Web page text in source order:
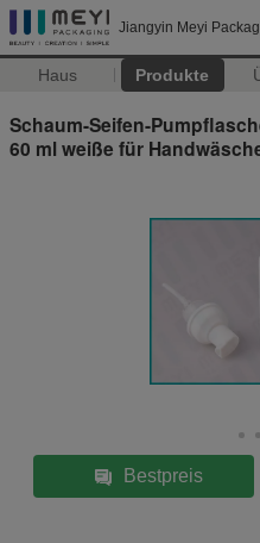
Jiangyin Meyi
Haus Produkte
Schaum-Seifen-
60 ml weiße für
Bestpreis